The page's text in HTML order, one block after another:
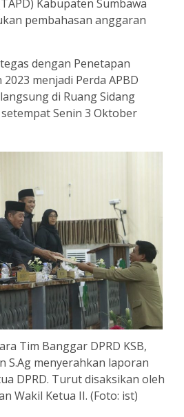
Kabupaten Sumbawa
pembahasan anggaran
dengan Penetapan
menjadi Perda APBD
di Ruang Sidang
Senin 3 Oktober
Tim Banggar DPRD KSB,
S.Ag menyerahkan laporan
DPRD. Turut disaksikan oleh
Wakil Ketua II. (Foto: ist)